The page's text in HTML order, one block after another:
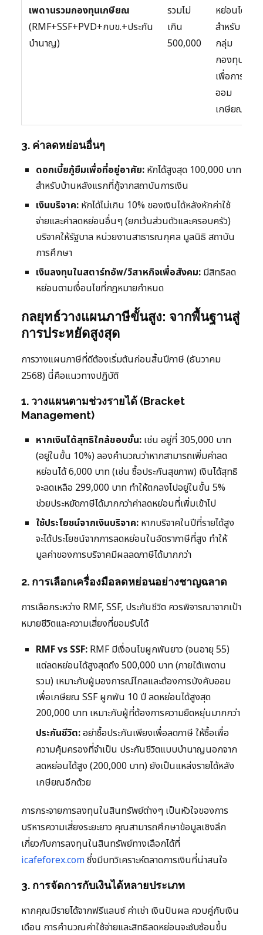
เพดานรวมกองทุนเกษียณ
(RMF+SSF+PVD+กบข.+ประกัน
บำนาญ)
รวมไม่
เกิน
500,000
หย่อนได้
สำหรับ
กลุ่ม
กองทุน
เพื่อการ
ออม
เกษียณ
3. ค่าลดหย่อนอื่นๆ
ดอกเบี้ยกู้ยืมเพื่อที่อยู่อาศัย: หักได้สูงสุด 100,000 บาท
สำหรับบ้านหลังแรกที่กู้จากสถาบันการเงิน
เงินบริจาค: หักได้ไม่เกิน 10% ของเงินได้หลังหักค่าใช้
จ่ายและค่าลดหย่อนอื่นๆ (ยกเว้นส่วนตัวและครอบครัว)
บริจาคให้รัฐบาล หน่วยงานสาธารณกุศล มูลนิธิ สถาบัน
การศึกษา
เงินลงทุนในสตาร์ทอัพ/วิสาหกิจเพื่อสังคม: มีสิทธิลด
หย่อนตามเงื่อนไขที่กฎหมายกำหนด
กลยุทธ์วางแผนภาษีขั้นสูง: จากพื้นฐานสู่
การประหยัดสูงสุด
การวางแผนภาษีที่ดีต้องเริ่มต้นก่อนสิ้นปีภาษี (ธันวาคม
2568) นี่คือแนวทางปฏิบัติ
1. วางแผนตามช่วงรายได้ (Bracket
Management)
หากเงินได้สุทธิใกล้ขอบขั้น: เช่น อยู่ที่ 305,000 บาท
(อยู่ในขั้น 10%) ลองคำนวณว่าหากสามารถเพิ่มค่าลด
หย่อนได้ 6,000 บาท (เช่น ซื้อประกันสุขภาพ) เงินได้สุทธิ
จะลดเหลือ 299,000 บาท ทำให้ตกลงไปอยู่ในขั้น 5%
ช่วยประหยัดภาษีได้มากกว่าค่าลดหย่อนที่เพิ่มเข้าไป
ใช้ประโยชน์จากเงินบริจาค: หากบริจาคในปีที่รายได้สูง
จะได้ประโยชน์จากการลดหย่อนในอัตราภาษีที่สูง ทำให้
มูลค่าของการบริจาคมีผลลดภาษีได้มากกว่า
2. การเลือกเครื่องมือลดหย่อนอย่างชาญฉลาด
การเลือกระหว่าง RMF, SSF, ประกันชีวิต ควรพิจารณาจากเป้า
หมายชีวิตและความเสี่ยงที่ยอมรับได้
RMF vs SSF: RMF มีเงื่อนไขผูกพันยาว (จนอายุ 55)
แต่ลดหย่อนได้สูงสุดถึง 500,000 บาท (ภายใต้เพดาน
รวม) เหมาะกับผู้มองการณ์ไกลและต้องการบังคับออม
เพื่อเกษียณ SSF ผูกพัน 10 ปี ลดหย่อนได้สูงสุด
200,000 บาท เหมาะกับผู้ที่ต้องการความยืดหยุ่นมากกว่า
ประกันชีวิต:อย่าซื้อประกันเพียงเพื่อลดภาษี ให้ซื้อเพื่อ
ความคุ้มครองที่จำเป็น ประกันชีวิตแบบบำนาญนอกจาก
ลดหย่อนได้สูง (200,000 บาท) ยังเป็นแหล่งรายได้หลัง
เกษียณอีกด้วย
การกระจายการลงทุนในสินทรัพย์ต่างๆ เป็นหัวใจของการ
บริหารความเสี่ยงระยะยาว คุณสามารถศึกษาข้อมูลเชิงลึก
เกี่ยวกับการลงทุนในสินทรัพย์ทางเลือกได้ที่
icafeforex.comซึ่งมีบทวิเคราะห์ตลาดการเงินที่น่าสนใจ
3. การจัดการกับเงินได้หลายประเภท
หากคุณมีรายได้จากฟรีแลนซ์ ค่าเช่า เงินปันผล ควบคู่กับเงิน
เดือน การคำนวณค่าใช้จ่ายและสิทธิลดหย่อนจะซับซ้อนขึ้น